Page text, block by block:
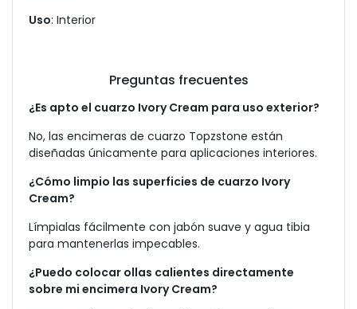
Uso: Interior
Preguntas frecuentes
¿Es apto el cuarzo Ivory Cream para uso exterior?
No, las encimeras de cuarzo Topzstone están
diseñadas únicamente para aplicaciones interiores.
¿Cómo limpio las superficies de cuarzo Ivory
Cream?
Límpialas fácilmente con jabón suave y agua tibia
para mantenerlas impecables.
¿Puedo colocar ollas calientes directamente
sobre mi encimera Ivory Cream?